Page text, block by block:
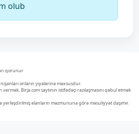
olub
qorunur
onların yiyələrinə məxsusdur.
Birja.com saytının istifadəçi razılaşmasını qəbul etmək
elanların məzmununa görə məsuliyyət daşımır.